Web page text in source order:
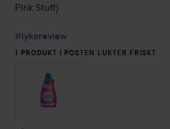
Pink Stuff)
#lykoreview
1 PRODUKT I POSTEN LUKTER FRISKT